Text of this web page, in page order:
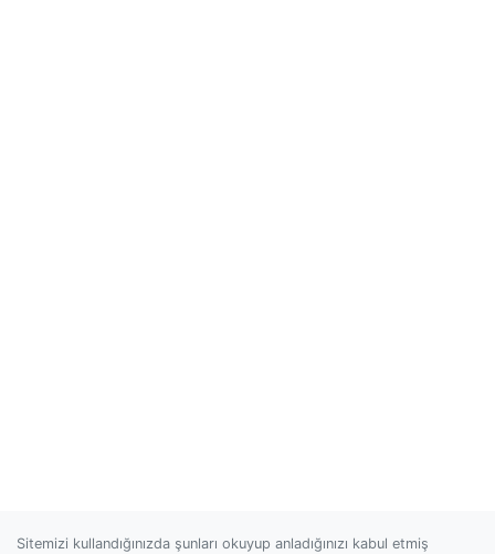
Sitemizi kullandığınızda şunları okuyup anladığınızı kabul etmiş